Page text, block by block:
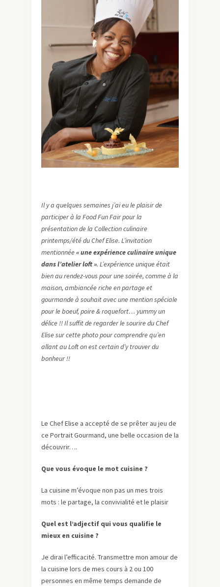
Il y a quelques semaines j’ai eu le plaisir de
participer à la Food Fun Fair pour la
présentation de la Collection culinaire
printemps/été du Chef Elise. L’invitation
mentionnée« une expérience culinaire unique
dans l’atelier loft ». L’expérience unique était
bien au rendez-vous pour une soirée, comme à la
maison, ambiancée riche en partage et
gourmande à souhait avec une mention spéciale
pour le boeuf, poire & roquefort… yummy un
délice !! Il suffit de regarder le sourire du Chef
Elise sur cette photo pour comprendre qu’en
allant au Loft on est certain d’y trouver du
bonheur !!
Le Chef Elise a accepté de se prêter au jeu de
ce Portrait Gourmand, une belle occasion de la
découvrir….
Que vous évoque le mot cuisine ?
La cuisine m’évoque non pas un mes trois
mots : le partage, la convivialité et le plaisir
Quel est l’adjectif qui vous qualifie le
mieux en cuisine ?
Je dirai l’efficacité. Transmettre mon amour de
la cuisine lors de mes cours à 2 ou 100
personnes en même temps demande de